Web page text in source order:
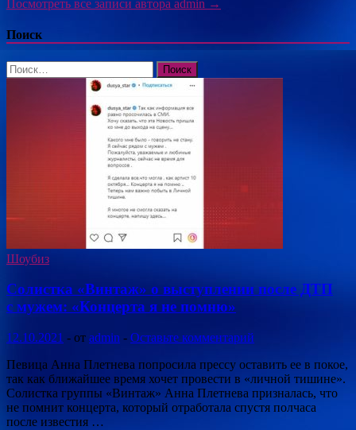
Посмотреть все записи автора admin →
Поиск
Найти:
Шоубиз
Солистка «Винтаж» о выступлении после ДТП
с мужем: «Концерта я не помню»
12.10.2021 - от admin - Оставьте комментарий
Певица Анна Плетнева попросила прессу оставить ее в покое,
так как ближайшее время хочет провести в «личной тишине».
Солистка группы «Винтаж» Анна Плетнева призналась, что
не помнит концерта, который отработала спустя полчаса
после известия …